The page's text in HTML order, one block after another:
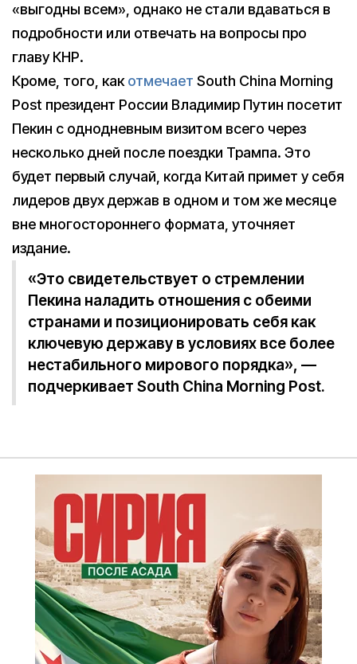
«выгодны всем», однако не стали вдаваться в
подробности или отвечать на вопросы про
главу КНР.
Кроме, того, какотмечает South China Morning
Post президент России Владимир Путин посетит
Пекин с однодневным визитом всего через
несколько дней после поездки Трампа. Это
будет первый случай, когда Китай примет у себя
лидеров двух держав в одном и том же месяце
вне многостороннего формата, уточняет
издание.
«Это свидетельствует о стремлении
Пекина наладить отношения с обеими
странами и позиционировать себя как
ключевую державу в условиях все более
нестабильного мирового порядка», —
подчеркивает South China Morning Post.